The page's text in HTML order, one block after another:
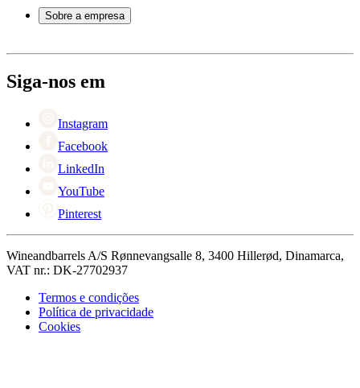
Atendimento
Pagamento
Retorno
Sobre a empresa
Black Friday
Singles Day
Siga-nos em
Instagram
Facebook
LinkedIn
YouTube
Pinterest
Wineandbarrels A/S Rønnevangsalle 8, 3400 Hillerød, Dinamarca,
VAT nr.: DK-27702937
Termos e condições
Política de privacidade
Cookies